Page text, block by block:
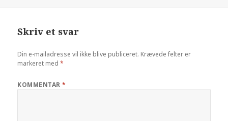
Skriv et svar
Din e-mailadresse vil ikke blive publiceret. Krævede felter er
markeret med*
KOMMENTAR*